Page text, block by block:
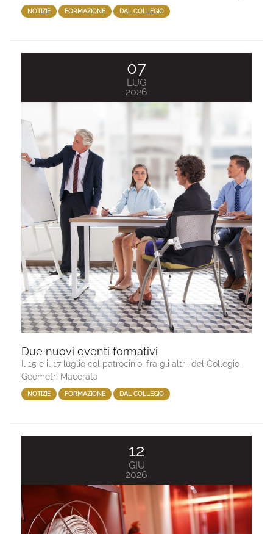
NOTIZIE FORMAZIONE DAL COLLEGIO
Due nuovi eventi formativi
Il 15 e il 17 luglio col patrocinio, fra gli altri, del Collegio
Geometri Macerata
NOTIZIE FORMAZIONE DAL COLLEGIO
07
LUG
2026
12
GIU
2026